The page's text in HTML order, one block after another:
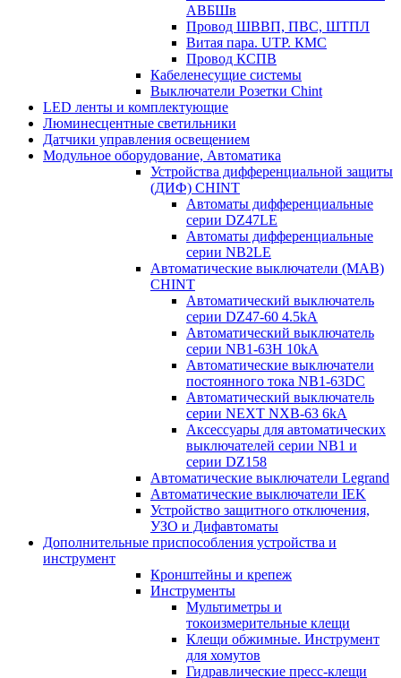
АВБШв
Провод ШВВП, ПВС, ШТПЛ
Витая пара. UTP. КМС
Провод КСПВ
Кабеленесущие системы
Выключатели Розетки Chint
LED ленты и комплектующие
Люминесцентные светильники
Датчики управления освещением
Модульное оборудование, Автоматика
Устройства дифференциальной защиты
(ДИФ) CHINT
Автоматы дифференциальные
серии DZ47LE
Автоматы дифференциальные
серии NB2LE
Автоматические выключатели (МАВ)
CHINT
Автоматический выключатель
серии DZ47-60 4.5kA
Автоматический выключатель
серии NB1-63H 10kA
Автоматические выключатели
постоянного тока NB1-63DC
Автоматический выключатель
серии NEXT NXB-63 6kA
Аксессуары для автоматических
выключателей серии NB1 и
серии DZ158
Автоматические выключатели Legrand
Автоматические выключатели IEK
Устройство защитного отключения,
УЗО и Дифавтоматы
Дополнительные приспособления устройства и
инструмент
Кронштейны и крепеж
Инструменты
Мультиметры и
токоизмерительные клещи
Клещи обжимные. Инструмент
для хомутов
Гидравлические пресс-клещи